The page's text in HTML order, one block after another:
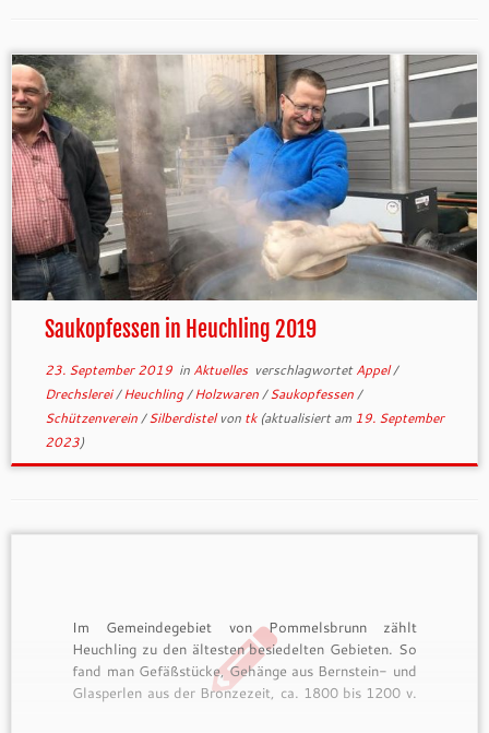
Saukopfessen in Heuchling 2019
23. September 2019in Aktuelles verschlagwortetAppel/
Drechslerei/Heuchling/Holzwaren/Saukopfessen/
Schützenverein/Silberdistelvon tk(aktualisiert am 19. September
2023)
Im Gemeindegebiet von Pommelsbrunn zählt
Heuchling zu den ältesten besiedelten Gebieten. So
fand man Gefäßstücke, Gehänge aus Bernstein- und
Glasperlen aus der Bronzezeit, ca. 1800 bis 1200 v.